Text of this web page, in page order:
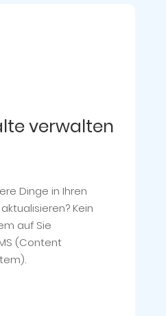
verwalten
Dinge in Ihren
Kein
auf Sie
(Content